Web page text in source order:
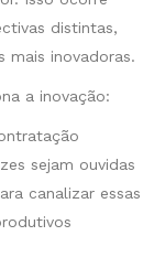
distintas,
mais inovadoras.
a inovação:
sejam ouvidas
canalizar essas